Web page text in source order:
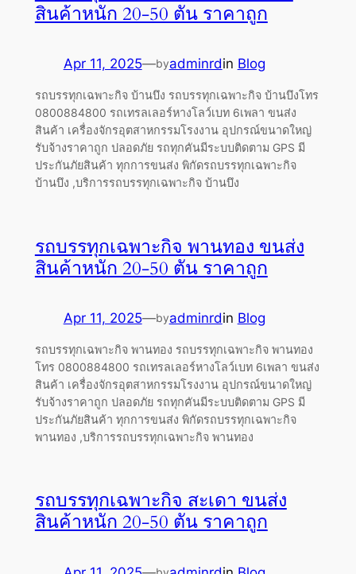
สินค้าหนัก 20-50 ตัน ราคาถูก
Apr 11, 2025—byadminrdin Blog
รถบรรทุกเฉพาะกิจ บ้านบึง รถบรรทุกเฉพาะกิจ บ้านบึงโทร
0800884800 รถเทรลเลอร์หางโลว์เบท 6เพลา ขนส่ง
สินค้า เครื่องจักรอุตสาหกรรมโรงงาน อุปกรณ์ขนาดใหญ่
รับจ้างราคาถูก ปลอดภัย รถทุกคันมีระบบติดตาม GPS มี
ประกันภัยสินค้า ทุกการขนส่ง พิกัดรถบรรทุกเฉพาะกิจ
บ้านบึง ,บริการรถบรรทุกเฉพาะกิจ บ้านบึง
รถบรรทุกเฉพาะกิจ พานทอง ขนส่ง
สินค้าหนัก 20-50 ตัน ราคาถูก
Apr 11, 2025—byadminrdin Blog
รถบรรทุกเฉพาะกิจ พานทอง รถบรรทุกเฉพาะกิจ พานทอง
โทร 0800884800 รถเทรลเลอร์หางโลว์เบท 6เพลา ขนส่ง
สินค้า เครื่องจักรอุตสาหกรรมโรงงาน อุปกรณ์ขนาดใหญ่
รับจ้างราคาถูก ปลอดภัย รถทุกคันมีระบบติดตาม GPS มี
ประกันภัยสินค้า ทุกการขนส่ง พิกัดรถบรรทุกเฉพาะกิจ
พานทอง ,บริการรถบรรทุกเฉพาะกิจ พานทอง
รถบรรทุกเฉพาะกิจ สะเดา ขนส่ง
สินค้าหนัก 20-50 ตัน ราคาถูก